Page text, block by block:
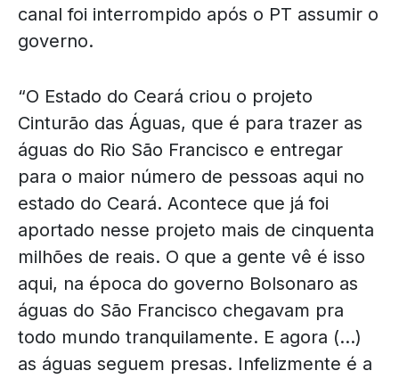
canal foi interrompido após o PT assumir o
governo.
“O Estado do Ceará criou o projeto
Cinturão das Águas, que é para trazer as
águas do Rio São Francisco e entregar
para o maior número de pessoas aqui no
estado do Ceará. Acontece que já foi
aportado nesse projeto mais de cinquenta
milhões de reais. O que a gente vê é isso
aqui, na época do governo Bolsonaro as
águas do São Francisco chegavam pra
todo mundo tranquilamente. E agora (…)
as águas seguem presas. Infelizmente é a